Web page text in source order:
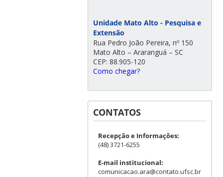
Unidade Mato Alto - Pesquisa e
Extensão
Rua Pedro João Pereira, nº 150
Mato Alto – Araranguá – SC
CEP: 88.905-120
Como chegar?
CONTATOS
Recepção e Informações:
(48) 3721-6255
E-mail institucional:
comunicacao.ara@contato.ufsc.br